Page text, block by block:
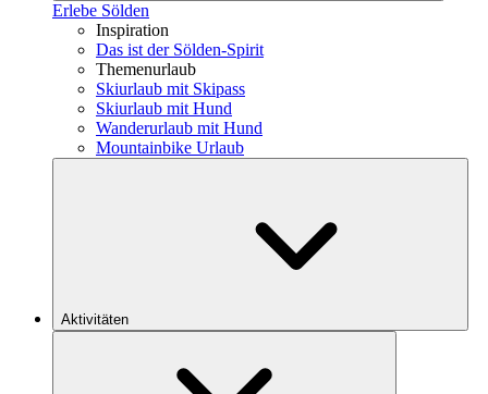
Erlebe Sölden
Inspiration
Das ist der Sölden-Spirit
Themenurlaub
Skiurlaub mit Skipass
Skiurlaub mit Hund
Wanderurlaub mit Hund
Mountainbike Urlaub
Aktivitäten